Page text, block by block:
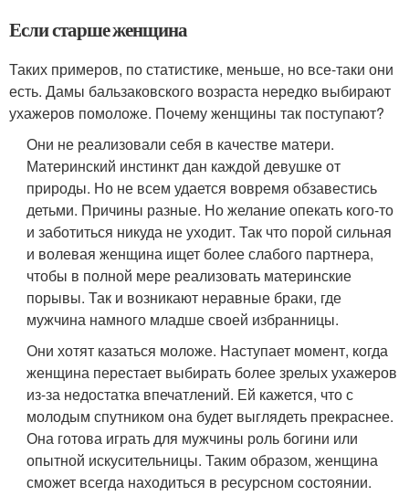
Если старше женщина
Таких примеров, по статистике, меньше, но все-таки они
есть. Дамы бальзаковского возраста нередко выбирают
ухажеров помоложе. Почему женщины так поступают?
Они не реализовали себя в качестве матери.
Материнский инстинкт дан каждой девушке от
природы. Но не всем удается вовремя обзавестись
детьми. Причины разные. Но желание опекать кого-то
и заботиться никуда не уходит. Так что порой сильная
и волевая женщина ищет более слабого партнера,
чтобы в полной мере реализовать материнские
порывы. Так и возникают неравные браки, где
мужчина намного младше своей избранницы.
Они хотят казаться моложе. Наступает момент, когда
женщина перестает выбирать более зрелых ухажеров
из-за недостатка впечатлений. Ей кажется, что с
молодым спутником она будет выглядеть прекраснее.
Она готова играть для мужчины роль богини или
опытной искусительницы. Таким образом, женщина
сможет всегда находиться в ресурсном состоянии.